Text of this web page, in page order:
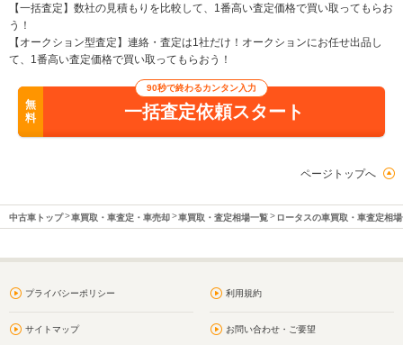
【一括査定】数社の見積もりを比較して、1番高い査定価格で買い取ってもらお
う！
【オークション型査定】連絡・査定は1社だけ！オークションにお任せ出品し
て、1番高い査定価格で買い取ってもらおう！
無
料
90秒で終わるカンタン入力
一括査定依頼スタート
ページトップへ
中古車トップ 車買取・車査定・車売却 車買取・査定相場一覧 ロータスの車買取・車査定相
プライバシーポリシー 利用規約
サイトマップ お問い合わせ・ご要望